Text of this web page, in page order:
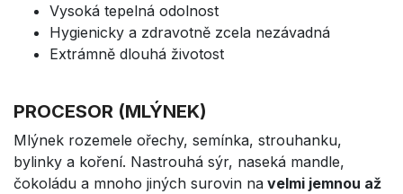
Vysoká tepelná odolnost
Hygienicky a zdravotně zcela nezávadná
Extrámně dlouhá životost
PROCESOR (MLÝNEK)
Mlýnek rozemele ořechy, semínka, strouhanku,
bylinky a koření. Nastrouhá sýr, naseká mandle,
čokoládu a mnoho jiných surovin na velmi jemnou až